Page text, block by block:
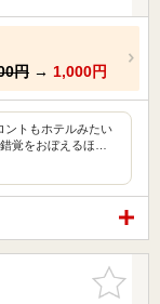
円 → 1,000円
ントもホテルみたい
覚をおぼえるほ…
お気に入
りに追加